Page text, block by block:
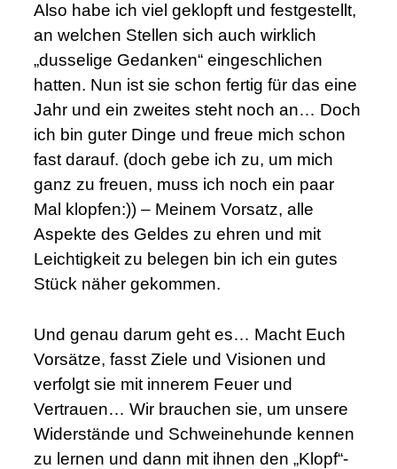
Also habe ich viel geklopft und festgestellt,
an welchen Stellen sich auch wirklich
„dusselige Gedanken“ eingeschlichen
hatten. Nun ist sie schon fertig für das eine
Jahr und ein zweites steht noch an… Doch
ich bin guter Dinge und freue mich schon
fast darauf. (doch gebe ich zu, um mich
ganz zu freuen, muss ich noch ein paar
Mal klopfen:)) – Meinem Vorsatz, alle
Aspekte des Geldes zu ehren und mit
Leichtigkeit zu belegen bin ich ein gutes
Stück näher gekommen.
Und genau darum geht es… Macht Euch
Vorsätze, fasst Ziele und Visionen und
verfolgt sie mit innerem Feuer und
Vertrauen… Wir brauchen sie, um unsere
Widerstände und Schweinehunde kennen
zu lernen und dann mit ihnen den „Klopf“-